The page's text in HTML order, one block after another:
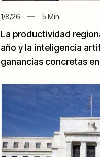
1/8/26 5 Min
La productividad
año y la inteligencia
ganancias concretas